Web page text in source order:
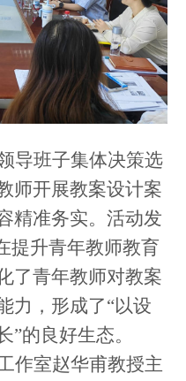
导班子集体决策选
师开展教案设计案
精准务实。活动发
提升青年教师教育
了青年教师对教案
力，形成了“以设
的良好生态。
作室赵华甫教授主